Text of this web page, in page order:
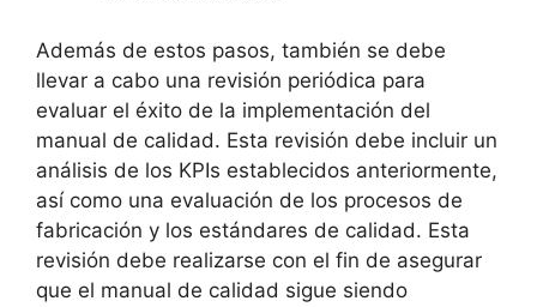
Además de estos pasos, también se debe
llevar a cabo una revisión periódica para
evaluar el éxito de la implementación del
manual de calidad. Esta revisión debe incluir un
análisis de los KPIs establecidos anteriormente,
así como una evaluación de los procesos de
fabricación y los estándares de calidad. Esta
revisión debe realizarse con el fin de asegurar
que el manual de calidad sigue siendo